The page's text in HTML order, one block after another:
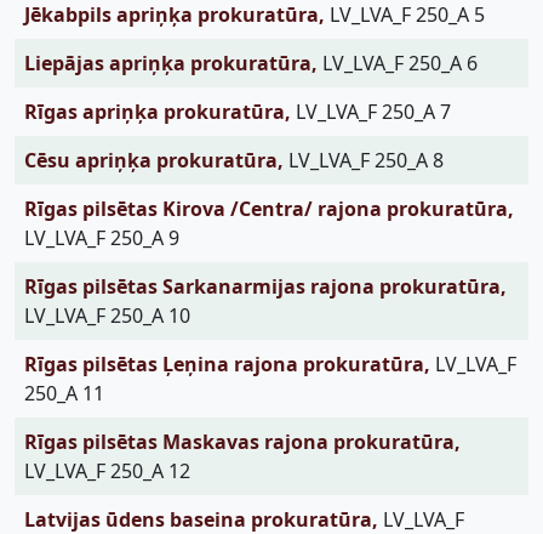
Jēkabpils apriņķa prokuratūra, LV_LVA_F 250_A 5
Liepājas apriņķa prokuratūra, LV_LVA_F 250_A 6
Rīgas apriņķa prokuratūra, LV_LVA_F 250_A 7
Cēsu apriņķa prokuratūra, LV_LVA_F 250_A 8
Rīgas pilsētas Kirova /Centra/ rajona prokuratūra,
LV_LVA_F 250_A 9
Rīgas pilsētas Sarkanarmijas rajona prokuratūra,
LV_LVA_F 250_A 10
Rīgas pilsētas Ļeņina rajona prokuratūra, LV_LVA_F
250_A 11
Rīgas pilsētas Maskavas rajona prokuratūra,
LV_LVA_F 250_A 12
Latvijas ūdens baseina prokuratūra, LV_LVA_F